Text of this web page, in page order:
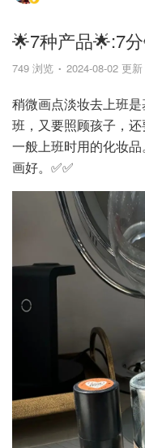
🌟7种产品🌟:7
749 浏览 2024-08-02 更新
稍微画点淡妆去上班
班，又要照顾孩子，
一般上班时用的化妆
画好。✅✅